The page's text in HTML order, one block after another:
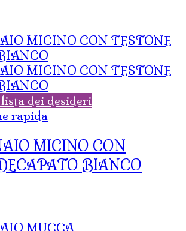
dei desideri
rapida
MICINO CON
BIANCO